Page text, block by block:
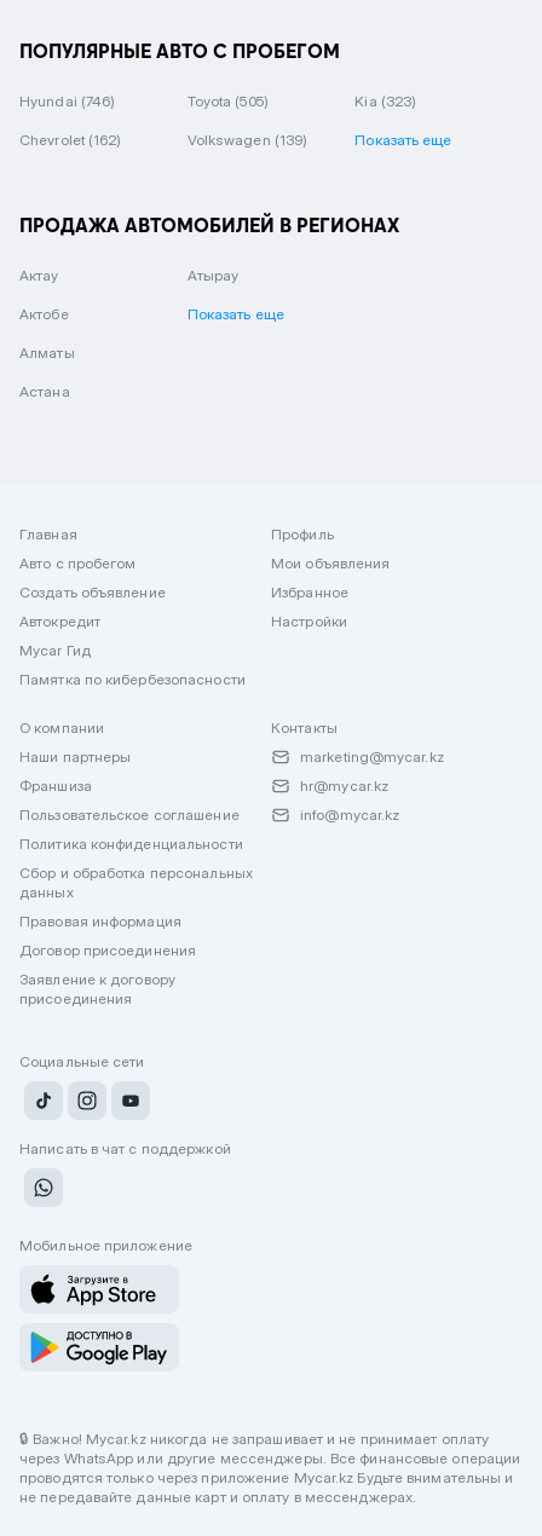
ПОПУЛЯРНЫЕ АВТО С ПРОБЕГОМ
Hyundai (746) Toyota (505) Kia (323)
Chevrolet (162) Volkswagen (139) Показать еще
ПРОДАЖА АВТОМОБИЛЕЙ В РЕГИОНАХ
Актау
Актобе
Алматы
Астана
Атырау
Показать еще
Главная
Авто с пробегом
Создать объявление
Автокредит
Mycar Гид
Памятка по кибербезопасности
Профиль
Мои объявления
Избранное
Настройки
О компании
Наши партнеры
Франшиза
Пользовательское соглашение
Политика конфиденциальности
Сбор и обработка персональных
данных
Правовая информация
Договор присоединения
Заявление к договору
присоединения
Контакты
marketing@mycar.kz
hr@mycar.kz
info@mycar.kz
Социальные сети
Написать в чат с поддержкой
Мобильное приложение
🔒 Важно! Mycar.kz никогда не запрашивает и не принимает оплату
через WhatsApp или другие мессенджеры. Все финансовые операции
проводятся только через приложение Mycar.kz Будьте внимательны и
не передавайте данные карт и оплату в мессенджерах.